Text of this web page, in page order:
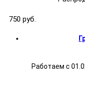
750 руб.
Работаем с